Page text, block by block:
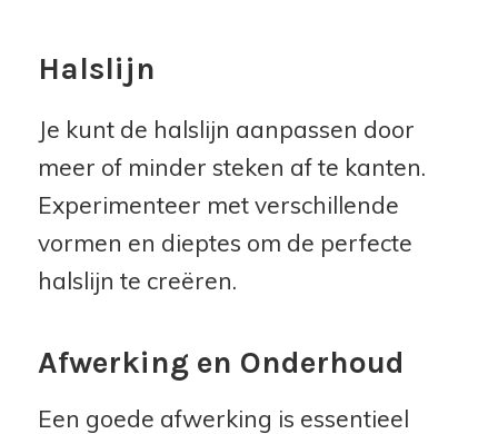
Halslijn
Je kunt de halslijn aanpassen door
meer of minder steken af te kanten.
Experimenteer met verschillende
vormen en dieptes om de perfecte
halslijn te creëren.
Afwerking en Onderhoud
Een goede afwerking is essentieel